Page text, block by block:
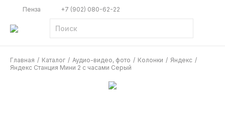
Пенза +7 (902) 080-62-22
Главная / Каталог / Аудио-видео, фото / Колонки / Яндекс /
Яндекс Станция Мини 2 с часами Серый